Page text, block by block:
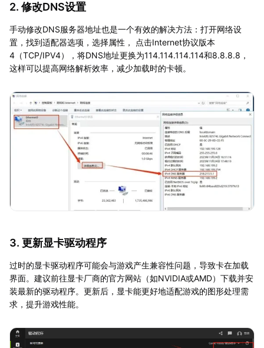
2. 修改DNS设置
手动修改DNS服务器地址也是一个有效的解决方法：打开网络设
置，找到适配器选项，选择属性， 点击Internet协议版本
4（TCP/IPV4），将DNS地址更换为114.114.114.114和8.8.8.8，
这样可以提高网络解析效率，减少加载时的卡顿。
3. 更新显卡驱动程序
过时的显卡驱动程序可能会与游戏产生兼容性问题，导致卡在加载
界面。建议前往显卡厂商的官方网站（如NVIDIA或AMD）下载并安
装最新的驱动程序。更新后，显卡能更好地适配游戏的图形处理需
求，提升游戏性能。